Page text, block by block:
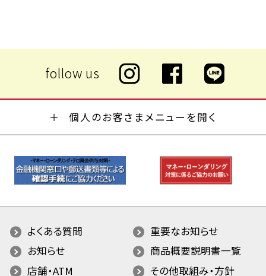
個人のお客さまメニューを開く
よくある質問
重要なお知らせ
お知らせ
商品概要説明書一覧
店舗・ATM
その他取組み・方針